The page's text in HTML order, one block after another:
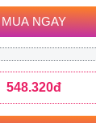
MUA NGAY
548.320đ